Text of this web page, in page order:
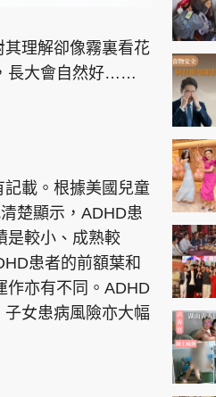
星島環球
Copyright © 東周網 版權所有 .
理解卻像霧裏看花
長大會自然好……
載。根據美國兒童
楚顯示，ADHD患
是較小、成熟較
患者的前額葉和
作亦有不同。ADHD
女患病風險亦大幅